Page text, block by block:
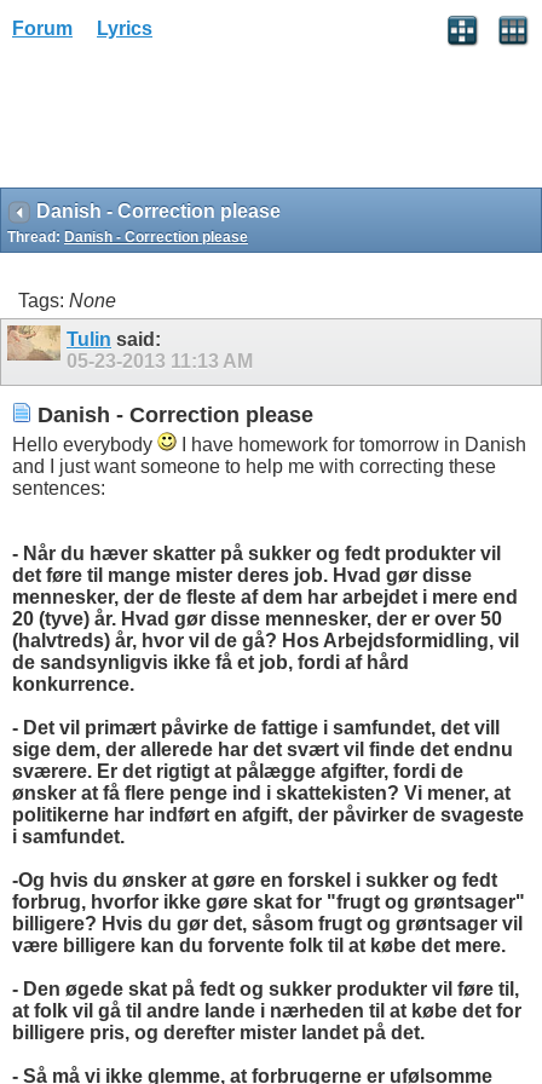
Forum Lyrics
Danish - Correction please
Thread: Danish - Correction please
Tags: None
Tulin said:
05-23-2013 11:13 AM
Danish - Correction please
Hello everybody
I have homework for tomorrow in Danish
and I just want someone to help me with correcting these
sentences:
- Når du hæver skatter på sukker og fedt produkter vil
det føre til mange mister deres job. Hvad gør disse
mennesker, der de fleste af dem har arbejdet i mere end
20 (tyve) år. Hvad gør disse mennesker, der er over 50
(halvtreds) år, hvor vil de gå? Hos Arbejdsformidling, vil
de sandsynligvis ikke få et job, fordi af hård
konkurrence.
- Det vil primært påvirke de fattige i samfundet, det vill
sige dem, der allerede har det svært vil finde det endnu
sværere. Er det rigtigt at pålægge afgifter, fordi de
ønsker at få flere penge ind i skattekisten? Vi mener, at
politikerne har indført en afgift, der påvirker de svageste
i samfundet.
-Og hvis du ønsker at gøre en forskel i sukker og fedt
forbrug, hvorfor ikke gøre skat for "frugt og grøntsager"
billigere? Hvis du gør det, såsom frugt og grøntsager vil
være billigere kan du forvente folk til at købe det mere.
- Den øgede skat på fedt og sukker produkter vil føre til,
at folk vil gå til andre lande i nærheden til at købe det for
billigere pris, og derefter mister landet på det.
- Så må vi ikke glemme, at forbrugerne er ufølsomme